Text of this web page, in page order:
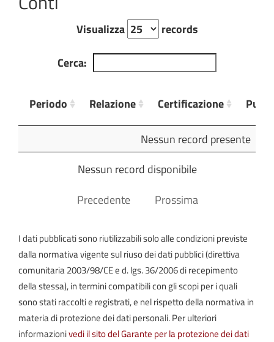
Visualizza
records
Cerca:
Periodo Relazione Certificazione
Certificazione
Nessun record presente
Nessun record disponibile
Precedente
Prossima
I dati pubblicati sono riutilizzabili solo alle condizioni previste
dalla normativa vigente sul riuso dei dati pubblici (direttiva
comunitaria 2003/98/CE e d. lgs. 36/2006 di recepimento
della stessa), in termini compatibili con gli scopi per i quali
sono stati raccolti e registrati, e nel rispetto della normativa in
materia di protezione dei dati personali. Per ulteriori
informazionivedi il sito del Garante per la protezione dei dati